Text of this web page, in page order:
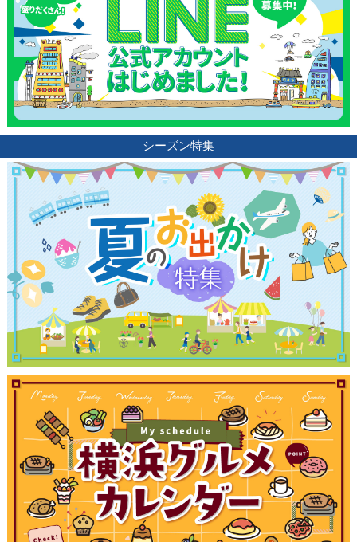
シーズン特集
観光ガイド
ランキング
ブログ記事